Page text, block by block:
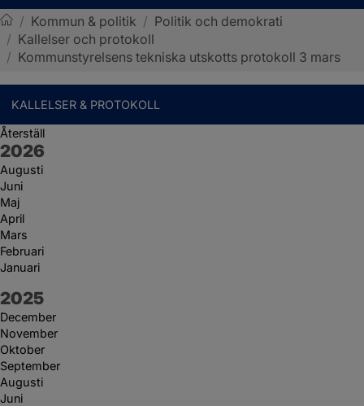
Sotenäs kommun
/ Kommun & politik / Politik och demokrati
/ Kallelser och protokoll
/ Kommunstyrelsens tekniska utskotts protokoll 3 mars
KALLELSER & PROTOKOLL
Återställ
År:
2026
Augusti
Juni
Maj
April
Mars
Februari
Januari
År:
2025
December
November
Oktober
September
Augusti
Juni